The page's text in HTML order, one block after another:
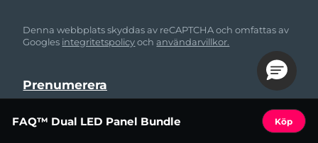
Denna webbplats skyddas av reCAPTCHA och omfattas av
Googles integritetspolicyochanvändarvillkor.
FAQ™ Dual LED Panel Bundle Köp